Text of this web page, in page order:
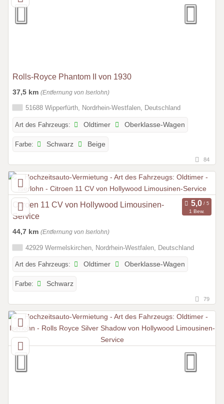
Rolls-Royce Phantom II von 1930
37,5 km (Entfernung von Iserlohn)
51688 Wipperfürth, Nordrhein-Westfalen, Deutschland
Art des Fahrzeugs: Oldtimer Oberklasse-Wagen
Farbe: Schwarz Beige
84
Citroen 11 CV von Hollywood Limousinen-
Service
1 Bew.
44,7 km (Entfernung von Iserlohn)
42929 Wermelskirchen, Nordrhein-Westfalen, Deutschland
Art des Fahrzeugs: Oldtimer Oberklasse-Wagen
Farbe: Schwarz
79